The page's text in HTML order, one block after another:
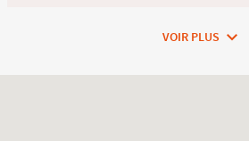
VOIR PLUS
et